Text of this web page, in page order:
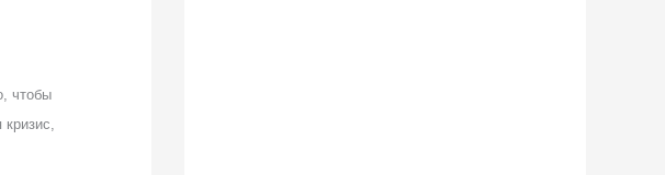
чтобы